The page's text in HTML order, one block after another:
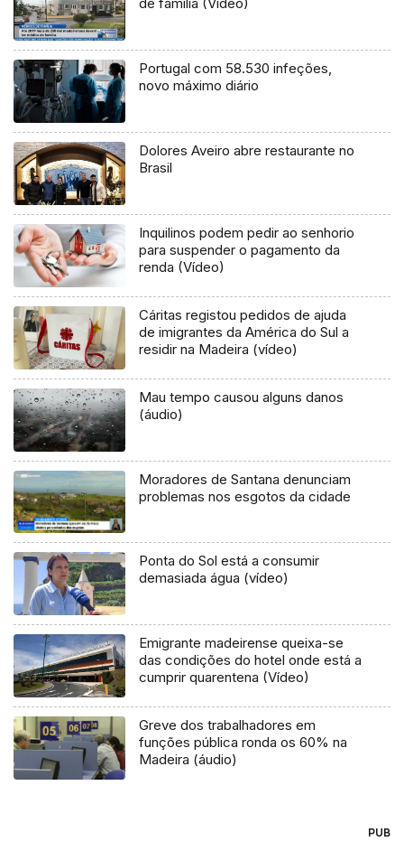
Portugal com 58.530 infeções,
novo máximo diário
Dolores Aveiro abre restaurante no
Brasil
Inquilinos podem pedir ao senhorio
para suspender o pagamento da
renda (Vídeo)
Cáritas registou pedidos de ajuda
de imigrantes da América do Sul a
residir na Madeira (vídeo)
Mau tempo causou alguns danos
(áudio)
Moradores de Santana denunciam
problemas nos esgotos da cidade
Ponta do Sol está a consumir
demasiada água (vídeo)
Emigrante madeirense queixa-se
das condições do hotel onde está a
cumprir quarentena (Vídeo)
Greve dos trabalhadores em
funções pública ronda os 60% na
Madeira (áudio)
PUB